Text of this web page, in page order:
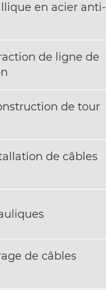
en acier anti-
de ligne de
de tour
de câbles
de câbles